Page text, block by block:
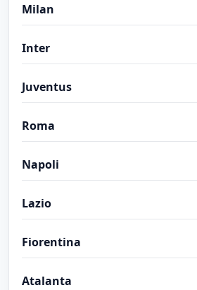
Milan
Inter
Juventus
Roma
Napoli
Lazio
Fiorentina
Atalanta